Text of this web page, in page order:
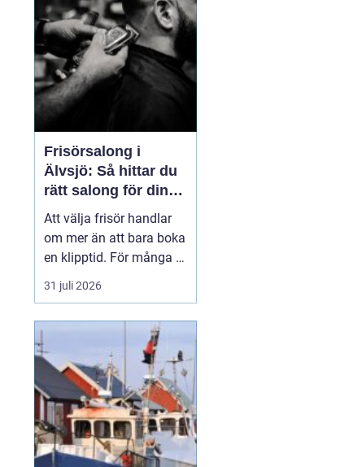
eftertanke. Den som vill
köpa
Frisörsalong i
Älvsjö: Så hittar du
rätt salong för din
stil och vardag
Att välja frisör handlar
om mer än att bara boka
en klipptid. För många är
frisörbesöket en paus i
vardagen, en chans att
känna sig mer som sig
själv. I Älvsjö fi...
31 juli 2026